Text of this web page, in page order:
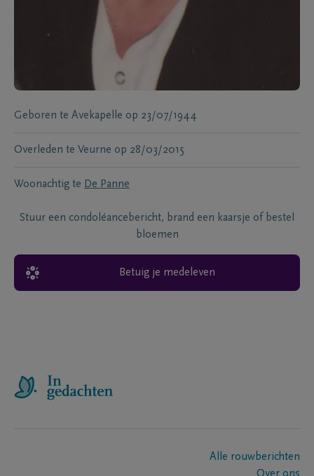
Geboren te Avekapelle op 23/07/1944
Overleden te Veurne op 28/03/2015
Woonachtig te De Panne
Stuur een condoléancebericht, brand een kaarsje of bestel
bloemen
Betuig je medeleven
Alle rouwberichten